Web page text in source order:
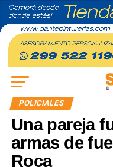
POLICIALES
Una pareja
armas de
Roca